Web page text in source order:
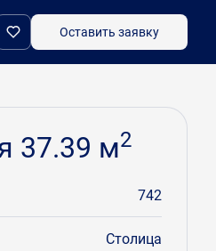
Оставить заявку
Забронировать
37.39 м2
742
Столица